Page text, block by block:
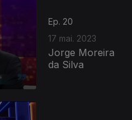
Ep. 20
17 mai. 2023
Jorge Moreira
da Silva